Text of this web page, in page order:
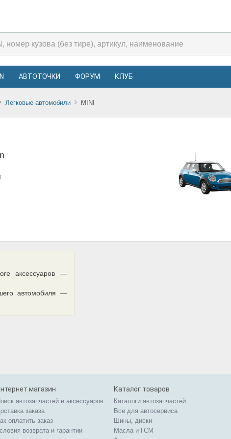
АВТОТОЧКИ ФОРУМ КЛУБ
Легковые автомобили MINI
аксессуаров —
автомобиля —
магазин
автозапчастей и аксессуаров
заказа
оплатить заказ
возврата и гарантии
Каталог товаров
Каталоги автозапчастей
Все для автосервиса
Шины, диски
Масла и ГСМ